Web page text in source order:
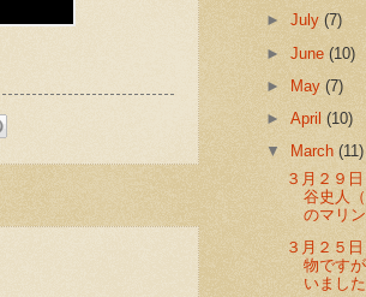
►July(7)
►June(10)
►
May(7)
►April(10)
▼
March(11)
３月２９
谷史人
のマリ
３月２５
物です
いまし